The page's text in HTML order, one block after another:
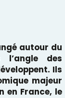
autour du
des
Ils
majeur
en France, le